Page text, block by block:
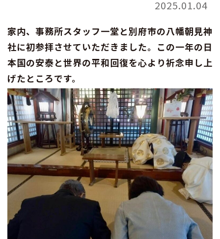
2025.01.04
家内、事務所スタッフ一堂と別府市の八幡朝見神
社に初参拝させていただきました。この一年の日
本国の安泰と世界の平和回復を心より祈念申し上
げたところです。